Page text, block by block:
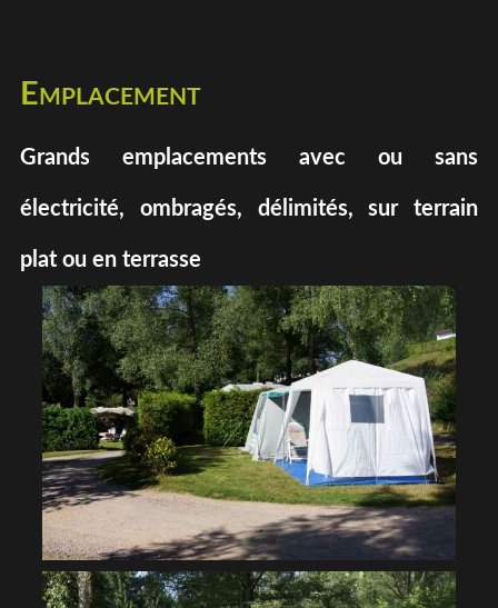
Emplacement
Grands emplacements avec ou sans
électricité, ombragés, délimités, sur terrain
plat ou en terrasse